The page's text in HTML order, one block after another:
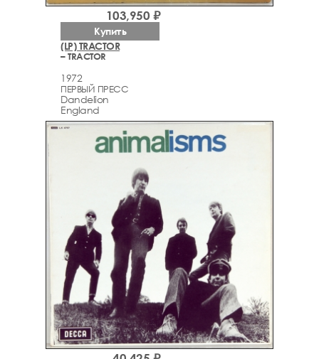
(LP) TRACTOR
– TRACTOR
1972
ПЕРВЫЙ ПРЕСС
Dandelion
England
103,950 ₽
Купить